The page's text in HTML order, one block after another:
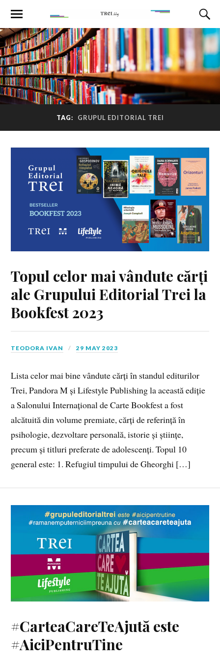
TAG: GRUPUL EDITORIAL TREI
Topul celor mai vândute cărți
ale Grupului Editorial Trei la
Bookfest 2023
TEODORA IVAN 29 MAY 2023
Lista celor mai bine vândute cărți în standul editurilor
Trei, Pandora M și Lifestyle Publishing la această ediție
a Salonului Internațional de Carte Bookfest a fost
alcătuită din volume premiate, cărți de referință în
psihologie, dezvoltare personală, istorie și științe,
precum și titluri preferate de adolescenți. Topul 10
general este: 1. Refugiul timpului de Gheorghi […]
#CarteaCareTeAjută este
#AiciPentruTine